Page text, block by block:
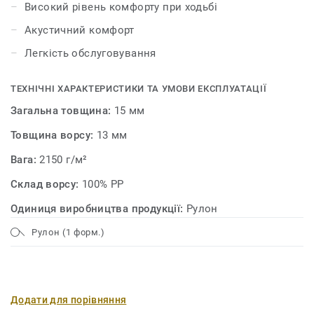
Високий рівень комфорту при ходьбі
Акустичний комфорт
Легкість обслуговування
ТЕХНІЧНІ ХАРАКТЕРИСТИКИ ТА УМОВИ ЕКСПЛУАТАЦІЇ
Загальна товщина: 15 мм
Товщина ворсу: 13 мм
Вага:2150 г/м²
Склад ворсу: 100% PP
Одиниця виробництва продукції: Рулон
Рулон (1 форм.)
Додати для порівняння